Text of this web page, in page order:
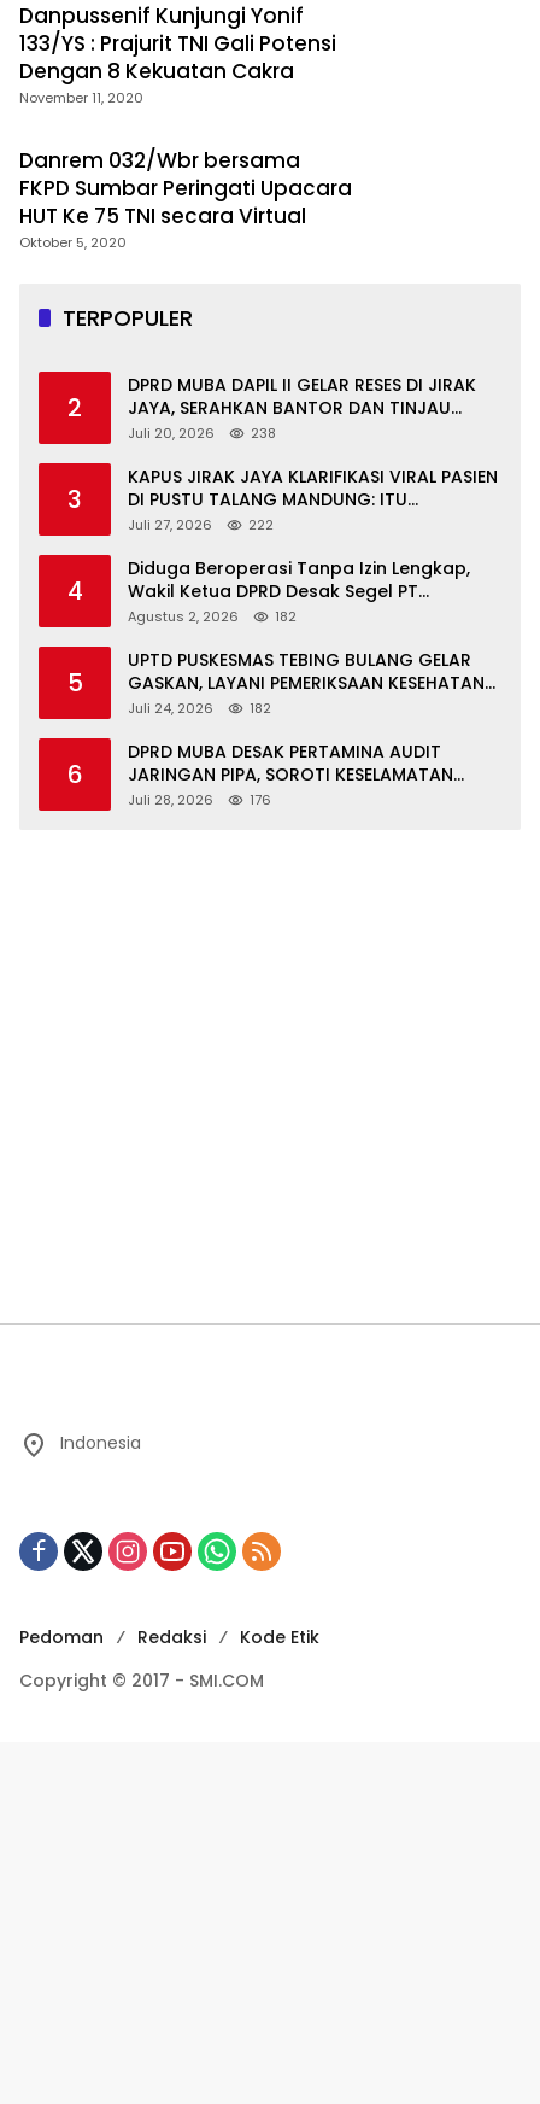
Danpussenif Kunjungi Yonif
133/YS : Prajurit TNI Gali Potensi
Dengan 8 Kekuatan Cakra
November 11, 2020
Danrem 032/Wbr bersama
FKPD Sumbar Peringati Upacara
HUT Ke 75 TNI secara Virtual
Oktober 5, 2020
TERPOPULER
2
DPRD MUBA DAPIL II GELAR RESES DI JIRAK
JAYA, SERAHKAN BANTOR DAN TINJAU
JALAN RUSAK SERTA TPS 3R
Juli 20, 2026 238
3
KAPUS JIRAK JAYA KLARIFIKASI VIRAL PASIEN
DI PUSTU TALANG MANDUNG: ITU
MISKOMUNIKASI
Juli 27, 2026 222
4
Diduga Beroperasi Tanpa Izin Lengkap,
Wakil Ketua DPRD Desak Segel PT
Aburahmi
Agustus 2, 2026 182
5
UPTD PUSKESMAS TEBING BULANG GELAR
GASKAN, LAYANI PEMERIKSAAN KESEHATAN
GRATIS UNTUK ASN DI SUNGAI KERUH
Juli 24, 2026 182
6
DPRD MUBA DESAK PERTAMINA AUDIT
JARINGAN PIPA, SOROTI KESELAMATAN
WARGA JIRAK
Juli 28, 2026 176
Indonesia
Pedoman Redaksi
Kode Etik
Copyright © 2017 - SMI.COM